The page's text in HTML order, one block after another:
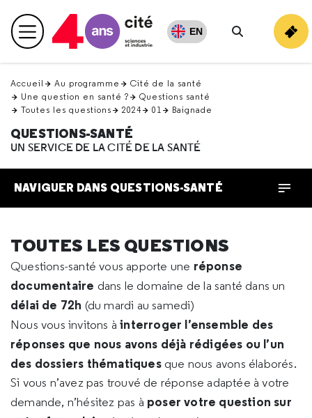
en
haut Menu principal EN
Rechercher
Accueil Au programme
Cité de la santé
Une question en santé ?
Questions santé
Toutes les questions
2024 01 Baignade
QUESTIONS-SANTÉ
UN SERVICE DE LA CITÉ DE LA SANTÉ
NAVIGUER DANS QUESTIONS-SANTÉ
TOUTES LES QUESTIONS
Questions-santé vous apporte une réponse
documentaire dans le domaine de la santé dans un
délai de 72h (du mardi au samedi)
Nous vous invitons àinterroger l’ensemble des
réponses que nous avons déjà rédigées ou l’un
des dossiers thématiques que nous avons élaborés.
Si vous n’avez pas trouvé de réponse adaptée à votre
demande, n’hésitez pas à poser votre question sur